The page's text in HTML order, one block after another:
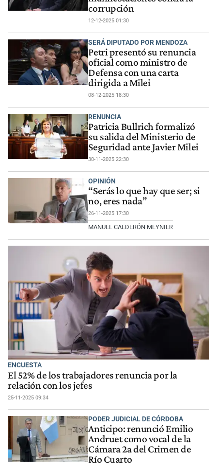
corrupción
12-12-2025 01:30
SERÁ DIPUTADO POR MENDOZA
Petri presentó su renuncia
oficial como ministro de
Defensa con una carta
dirigida a Milei
08-12-2025 18:30
RENUNCIA
Patricia Bullrich formalizó
su salida del Ministerio de
Seguridad ante Javier Milei
30-11-2025 22:30
OPINIÓN
“Serás lo que hay que ser; si
no, eres nada”
26-11-2025 17:30
MANUEL CALDERÓN MEYNIER
ENCUESTA
El 52% de los trabajadores renuncia por la
relación con los jefes
25-11-2025 09:34
PODER JUDICIAL DE CÓRDOBA
Anticipo: renunció Emilio
Andruet como vocal de la
Cámara 2a del Crimen de
Río Cuarto